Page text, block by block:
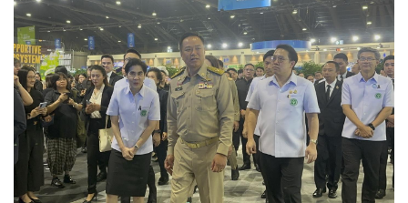
Accelerator Program